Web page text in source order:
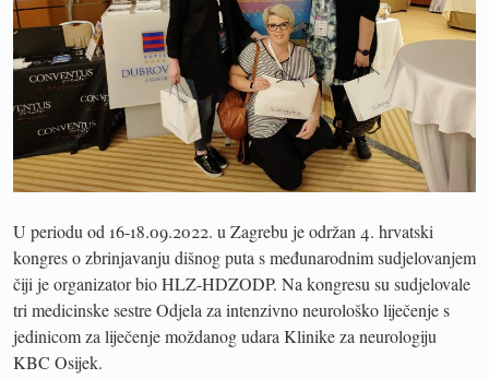
U periodu od 16-18.09.2022. u Zagrebu je održan 4. hrvatski
kongres o zbrinjavanju dišnog puta s međunarodnim sudjelovanjem
čiji je organizator bio HLZ-HDZODP. Na kongresu su sudjelovale
tri medicinske sestre Odjela za intenzivno neurološko liječenje s
jedinicom za liječenje moždanog udara Klinike za neurologiju
KBC Osijek.